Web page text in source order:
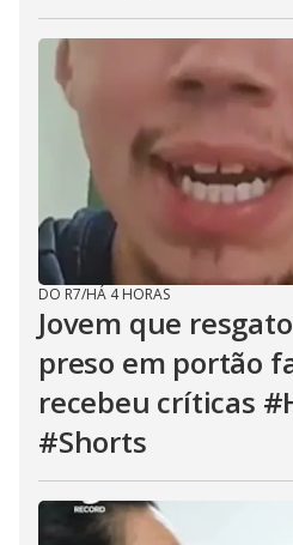
DO R7/HÁ 4 HORAS
Jovem que
preso em portão
recebeu críticas
#Shorts